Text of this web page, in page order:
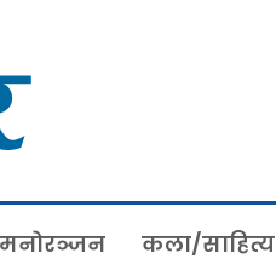
मनोरञ्जन कला/साहित्य